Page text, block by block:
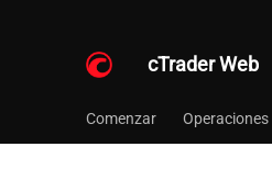
cTrader Web
Comenzar Operaciones